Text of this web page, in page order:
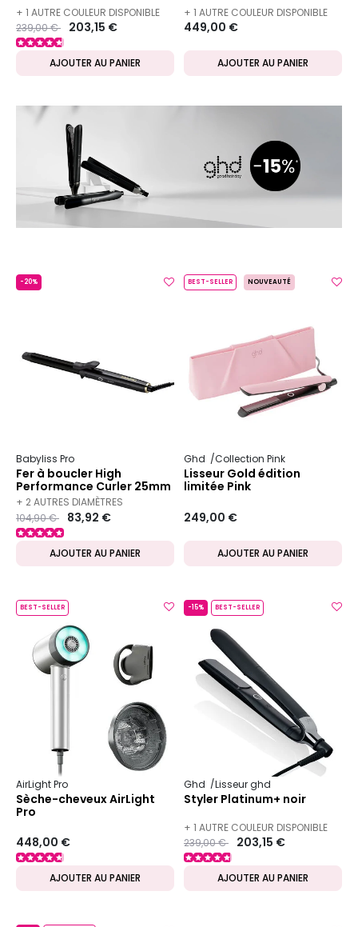
+ 1 AUTRE COULEUR DISPONIBLE
Prix ​​réduit de
239,00 €to 203,15 €
AJOUTER AU PANIER
+ 1 AUTRE COULEUR DISPONIBLE
449,00 €
AJOUTER AU PANIER
-20%
Babyliss Pro
Fer à boucler High
Performance Curler 25mm
+ 2 AUTRES DIAMÈTRES
DISPONIBLES
Prix ​​réduit de
104,90 €to 83,92 €
AJOUTER AU PANIER
BEST-SELLER NOUVEAUTÉ
Ghd Collection Pink
Lisseur Gold édition
limitée Pink
249,00 €
AJOUTER AU PANIER
BEST-SELLER
AirLight Pro
Sèche-cheveux AirLight
Pro
448,00 €
AJOUTER AU PANIER
-15% BEST-SELLER
Ghd Lisseur ghd
Styler Platinum+ noir
+ 1 AUTRE COULEUR DISPONIBLE
Prix ​​réduit de
239,00 €to 203,15 €
AJOUTER AU PANIER